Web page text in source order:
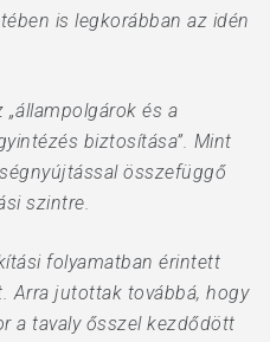
is legkorábban az idén
és a
biztosítása”. Mint
összefüggő
szintre.
folyamatban érintett
Arra jutottak továbbá, hogy
a tavaly ősszel kezdődött